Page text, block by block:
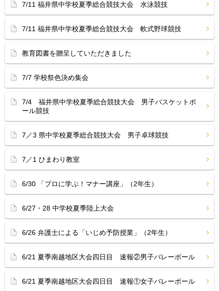
7/11 福井県中学校夏季総合競技大会 水泳競技
7/11 福井県中学校夏季総合競技大会 軟式野球競技
教育図書を贈呈していただきました
7/7 学校祭色決め集会
7/4 福井県中学校夏季総合競技大会 男子バスケットボ
ール競技
7／3 県中学校夏季総合競技大会 男子卓球競技
7／1 ひまわり教室
6/30 「プロに学ぶ！マナー講座」（2年生）
6/27・28 中学校夏季陸上大会
6/26 弁護士による「いじめ予防授業」（2年生）
6/21 夏季南越地区大会四日目 速報②男子バレーボール
6/21 夏季南越地区大会四日目 速報①女子バレーボール